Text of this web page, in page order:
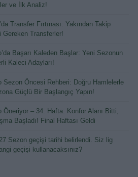
ve İlk Analiz!
Transfer Fırtınası: Yakından Takip
Gereken Transferler!
Başarı Kaleden Başlar: Yeni Sezonun
Kaleci Adayları!
Sezon Öncesi Rehberi: Doğru Hamlelerle
Güçlü Bir Başlangıç Yapın!
Öneriyor – 34. Hafta: Konfor Alanı Bitti,
Başladı! Final Haftası Geldi
Sezon geçişi tarihi belirlendi. Siz lig
geçişi kullanacaksınız?